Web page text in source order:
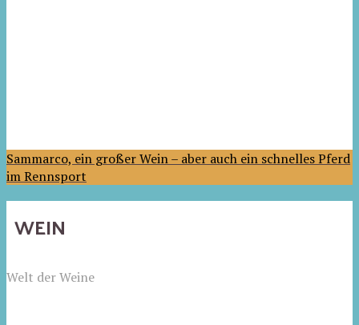
Sammarco, ein großer Wein – aber auch ein schnelles Pferd
im Rennsport
WEIN
Welt der Weine